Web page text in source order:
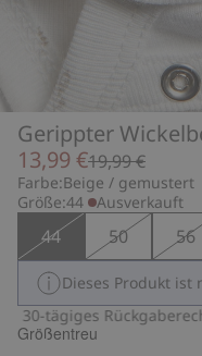
Gerippter
13,99 €19,99 €
Farbe:Beige / gemustert
Größe:44 Ausverkauft
44 50 56
Dieses Produkt
30-tägiges Rückgaberecht
Größentreu